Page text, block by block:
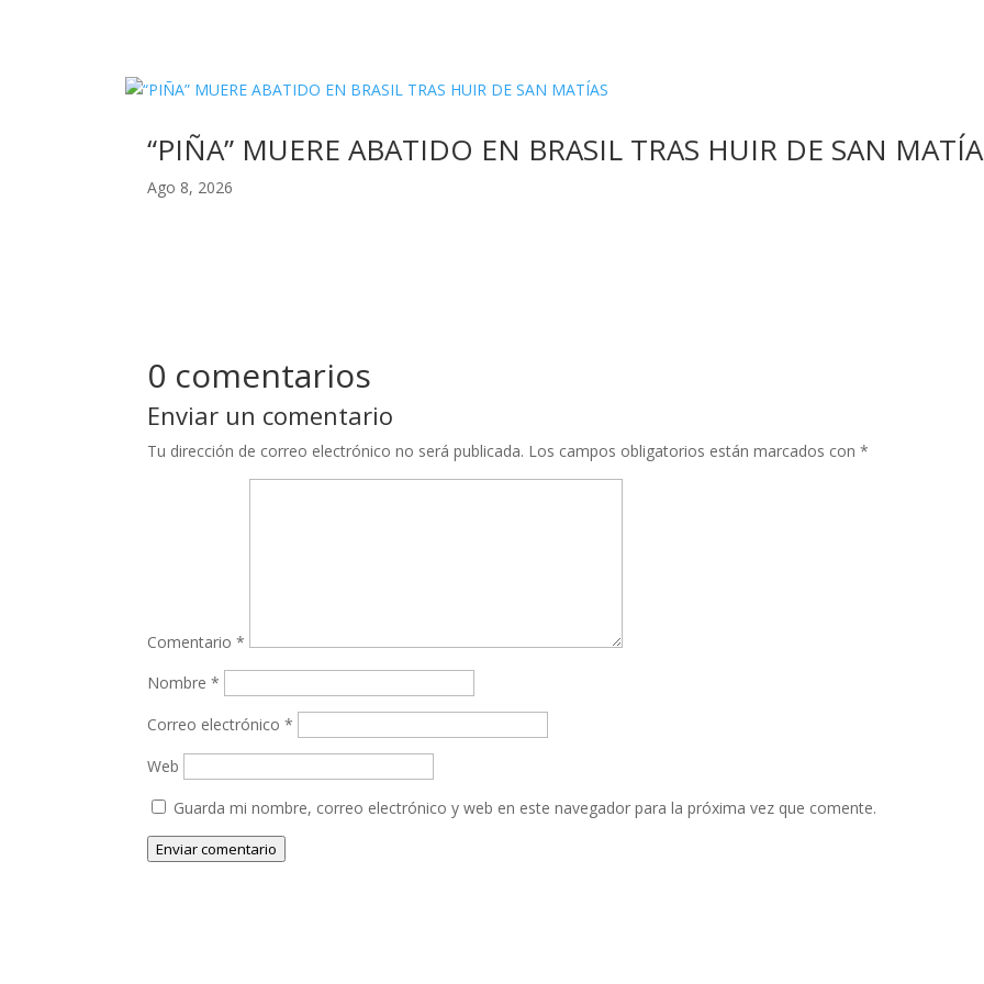
“PIÑA” MUERE ABATIDO EN BRASIL TRAS HUIR DE SAN
Ago 8, 2026
0 comentarios
Enviar un comentario
Tu dirección de correo electrónico no será publicada. Los campos obligatorios están marcados con*
Comentario*
Nombre*
Correo electrónico*
Web
Guarda mi nombre, correo electrónico y web en este navegador para la próxima vez que comente.
Enviar comentario